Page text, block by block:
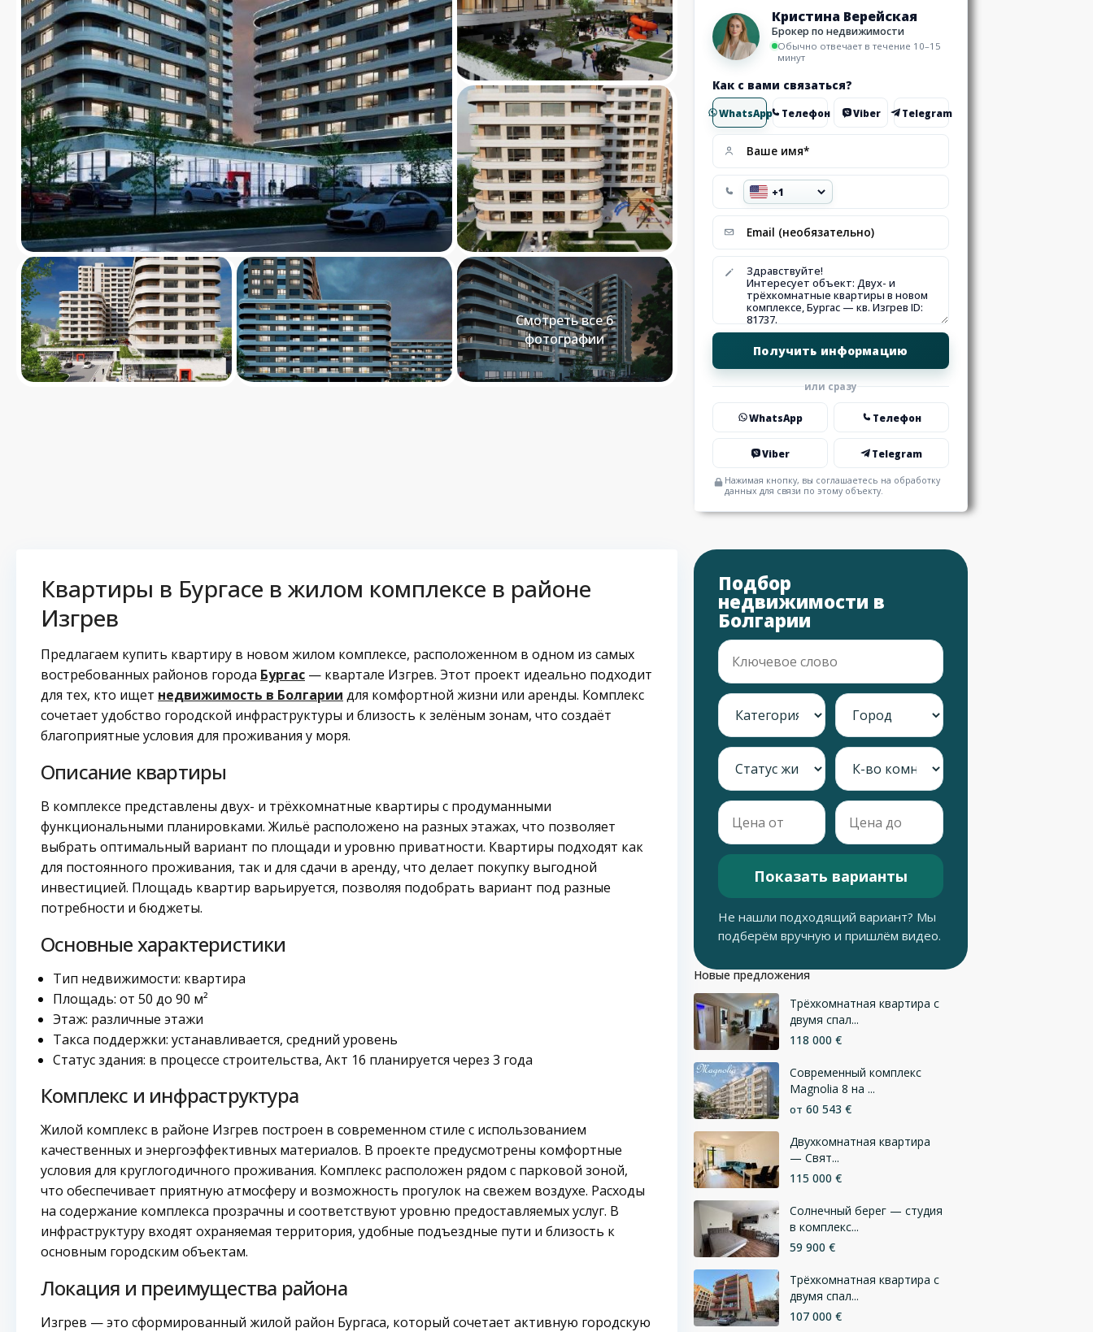
Смотреть все 6
фотографии
Кристина Верейская
Брокер по недвижимости
Обычно отвечает в течение 10–15
минут
Как с вами связаться?
WhatsApp Телефон Viber Telegram
или сразу
WhatsApp Телефон
Viber Telegram
Нажимая кнопку, вы соглашаетесь на обработку
данных для связи по этому объекту.
Квартиры в Бургасе в жилом комплексе в районе
Изгрев
Предлагаем купить квартиру в новом жилом комплексе, расположенном в одном из самых
востребованных районов города Бургас — квартале Изгрев. Этот проект идеально подходит
для тех, кто ищет недвижимость в Болгарии для комфортной жизни или аренды. Комплекс
сочетает удобство городской инфраструктуры и близость к зелёным зонам, что создаёт
благоприятные условия для проживания у моря.
Описание квартиры
В комплексе представлены двух- и трёхкомнатные квартиры с продуманными
функциональными планировками. Жильё расположено на разных этажах, что позволяет
выбрать оптимальный вариант по площади и уровню приватности. Квартиры подходят как
для постоянного проживания, так и для сдачи в аренду, что делает покупку выгодной
инвестицией. Площадь квартир варьируется, позволяя подобрать вариант под разные
потребности и бюджеты.
Основные характеристики
Тип недвижимости: квартира
Площадь: от 50 до 90 м²
Этаж: различные этажи
Такса поддержки: устанавливается, средний уровень
Статус здания: в процессе строительства, Акт 16 планируется через 3 года
Комплекс и инфраструктура
Жилой комплекс в районе Изгрев построен в современном стиле с использованием
качественных и энергоэффективных материалов. В проекте предусмотрены комфортные
условия для круглогодичного проживания. Комплекс расположен рядом с парковой зоной,
что обеспечивает приятную атмосферу и возможность прогулок на свежем воздухе. Расходы
на содержание комплекса прозрачны и соответствуют уровню предоставляемых услуг. В
инфраструктуру входят охраняемая территория, удобные подъездные пути и близость к
основным городским объектам.
Локация и преимущества района
Изгрев — это сформированный жилой район Бургаса, который сочетает активную городскую
Подбор
недвижимости в
Болгарии
Показать варианты
Не нашли подходящий вариант? Мы
подберём вручную и пришлём видео.
Новые предложения
Трёхкомнатная квартира с
двумя спал...
118 000 €
Современный комплекс
Magnolia 8 на ...
от 60 543 €
Двухкомнатная квартира
— Свят...
115 000 €
Солнечный берег — студия
в комплекс...
59 900 €
Трёхкомнатная квартира с
двумя спал...
107 000 €